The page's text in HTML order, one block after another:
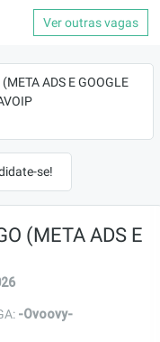
Ver outras vagas
ADS E GOOGLE
se!
(META ADS E
-Ovoovy-